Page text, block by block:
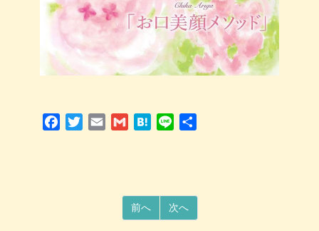
Facebook
TwitterEmail Gmail Hatena
Line
前へ 次へ